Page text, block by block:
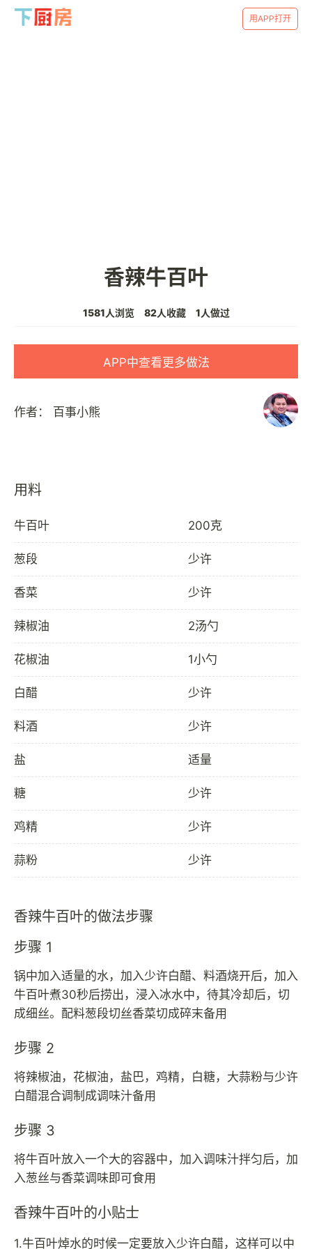
用APP打开
香辣牛百叶
1581人浏览 82人收藏 1人做过
APP中查看更多做法
作者： 百事小熊
用料
牛百叶 200克
葱段 少许
香菜 少许
辣椒油 2汤勺
花椒油 1小勺
白醋 少许
料酒 少许
盐 适量
糖 少许
鸡精 少许
蒜粉 少许
香辣牛百叶的做法步骤
步骤 1
锅中加入适量的水，加入少许白醋、料酒烧开后，加入
牛百叶煮30秒后捞出，浸入冰水中，待其冷却后，切
成细丝。配料葱段切丝香菜切成碎末备用
步骤 2
将辣椒油，花椒油，盐巴，鸡精，白糖，大蒜粉与少许
白醋混合调制成调味汁备用
步骤 3
将牛百叶放入一个大的容器中，加入调味汁拌匀后，加
入葱丝与香菜调味即可食用
香辣牛百叶的小贴士
1.牛百叶焯水的时候一定要放入少许白醋，这样可以中